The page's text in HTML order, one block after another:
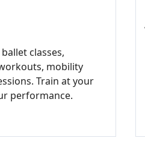
classes,
mobility
Train at your
performance.